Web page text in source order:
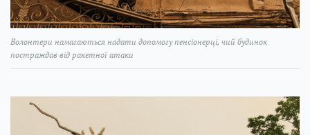
Волонтери намагаються надати допомогу пенсіонерці, чий будинок
постраждав від ракетної атаки